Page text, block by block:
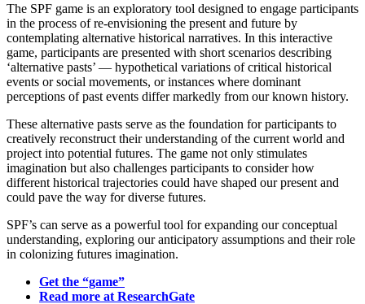
The SPF game is an exploratory tool designed to engage participants
in the process of re-envisioning the present and future by
contemplating alternative historical narratives. In this interactive
game, participants are presented with short scenarios describing
‘alternative pasts’ — hypothetical variations of critical historical
events or social movements, or instances where dominant
perceptions of past events differ markedly from our known history.
These alternative pasts serve as the foundation for participants to
creatively reconstruct their understanding of the current world and
project into potential futures. The game not only stimulates
imagination but also challenges participants to consider how
different historical trajectories could have shaped our present and
could pave the way for diverse futures.
SPF’s can serve as a powerful tool for expanding our conceptual
understanding, exploring our anticipatory assumptions and their role
in colonizing futures imagination.
Get the “game”
Read more at ResearchGate